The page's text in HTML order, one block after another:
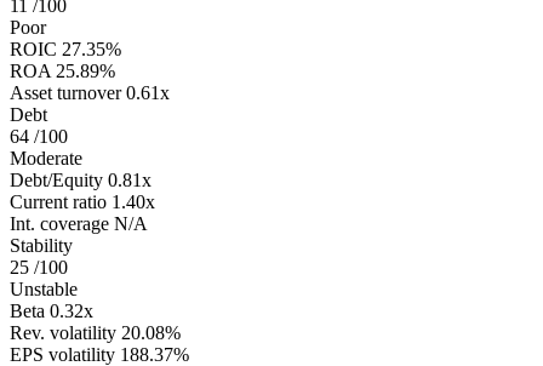
11 /100
Poor
ROIC 27.35%
ROA 25.89%
Asset turnover 0.61x
Debt
64 /100
Moderate
Debt/Equity 0.81x
Current ratio 1.40x
Int. coverage N/A
Stability
25 /100
Unstable
Beta 0.32x
Rev. volatility 20.08%
EPS volatility 188.37%